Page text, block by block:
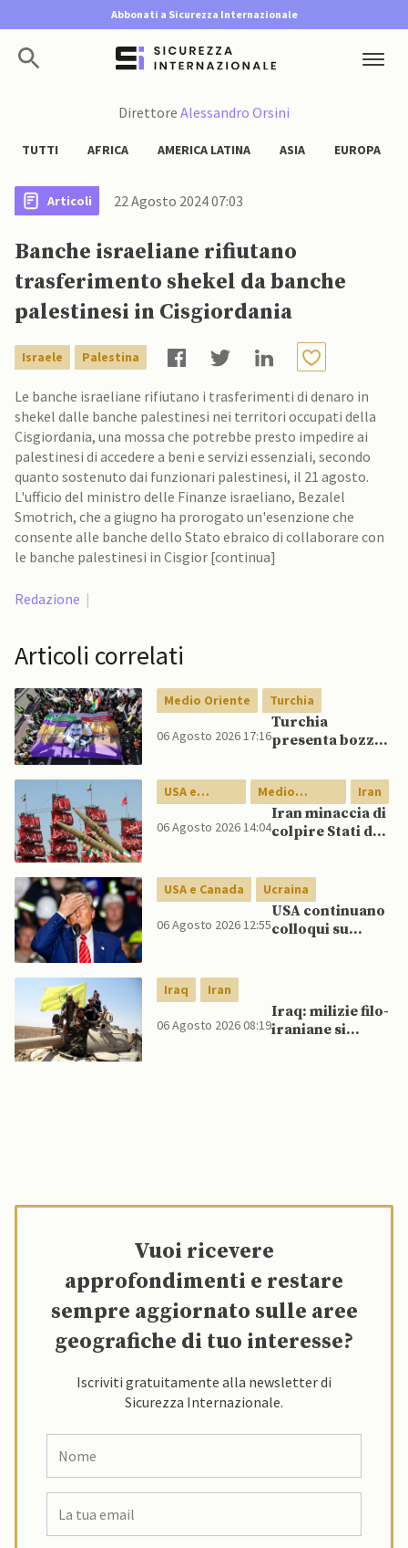
Abbonati a Sicurezza Internazionale
Direttore Alessandro Orsini
TUTTI AFRICA AMERICA LATINA ASIA EUROPA
Articoli 22 Agosto 2024 07:03
Banche israeliane rifiutano
trasferimento shekel da banche
palestinesi in Cisgiordania
Israele Palestina
Le banche israeliane rifiutano i trasferimenti di denaro in
shekel dalle banche palestinesi nei territori occupati della
Cisgiordania, una mossa che potrebbe presto impedire ai
palestinesi di accedere a beni e servizi essenziali, secondo
quanto sostenuto dai funzionari palestinesi, il 21 agosto.
L'ufficio del ministro delle Finanze israeliano, Bezalel
Smotrich, che a giugno ha prorogato un'esenzione che
consente alle banche dello Stato ebraico di collaborare con
le banche palestinesi in Cisgior [continua]
Redazione |
Articoli correlati
Medio Oriente Turchia
06 Agosto 2026 17:16
Turchia
presenta bozza
integrazione
milizie curde del
PKK
USA e
Canada
Medio
Oriente
Iran
06 Agosto 2026 14:04
Iran minaccia di
colpire Stati del
USA e Canada Ucraina
06 Agosto 2026 12:55
USA continuano
colloqui su
Ucraina,
nonostante
dubbi di Trump,
Iraq Iran
06 Agosto 2026 08:19
Iraq: milizie filo-
iraniane si
Vuoi ricevere
approfondimenti e restare
sempre aggiornato sulle aree
geografiche di tuo interesse?
Iscriviti gratuitamente alla newsletter di
Sicurezza Internazionale.